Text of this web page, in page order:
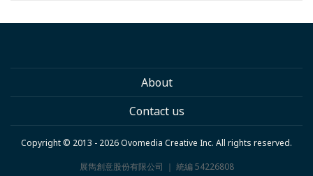
About
Contact us
Copyright © 2013 - 2026 Ovomedia Creative Inc. All rights reserved.
展雋創意股份有限公司 ｜ 統編 54226808